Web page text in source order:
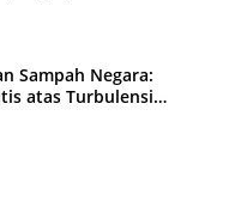
Sampah Negara:
atas Turbulensi